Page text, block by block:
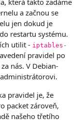
a začnou se
jen dokud je
restartu systému.
utilit - iptables-
pravidel po
nás. V Debian-
pravidel je, že
packet zároveň,
našeho třetího